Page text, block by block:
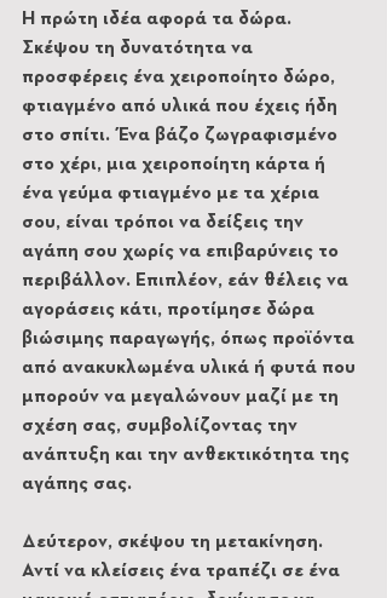
Η πρώτη ιδέα αφορά τα δώρα.
Σκέψου τη δυνατότητα να
προσφέρεις ένα χειροποίητο δώρο,
φτιαγμένο από υλικά που έχεις ήδη
στο σπίτι. Ένα βάζο ζωγραφισμένο
στο χέρι, μια χειροποίητη κάρτα ή
ένα γεύμα φτιαγμένο με τα χέρια
σου, είναι τρόποι να δείξεις την
αγάπη σου χωρίς να επιβαρύνεις το
περιβάλλον. Επιπλέον, εάν θέλεις να
αγοράσεις κάτι, προτίμησε δώρα
βιώσιμης παραγωγής, όπως προϊόντα
από ανακυκλωμένα υλικά ή φυτά που
μπορούν να μεγαλώνουν μαζί με τη
σχέση σας, συμβολίζοντας την
ανάπτυξη και την ανθεκτικότητα της
αγάπης σας.
Δεύτερον, σκέψου τη μετακίνηση.
Αντί να κλείσεις ένα τραπέζι σε ένα